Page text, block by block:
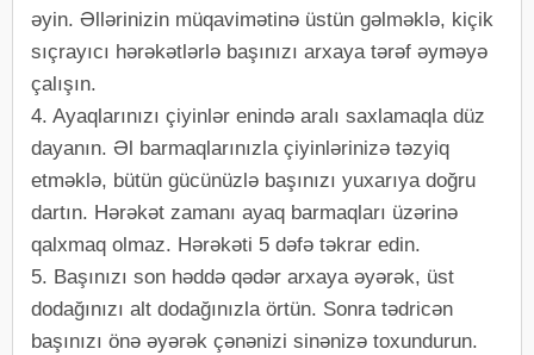
əyin. Əllərinizin müqavimətinə üstün gəlməklə, kiçik
sıçrayıcı hərəkətlərlə başınızı arxaya tərəf əyməyə
çalışın.
4. Ayaqlarınızı çiyinlər enində aralı saxlamaqla düz
dayanın. Əl barmaqlarınızla çiyinlərinizə təzyiq
etməklə, bütün gücünüzlə başınızı yuxarıya doğru
dartın. Hərəkət zamanı ayaq barmaqları üzərinə
qalxmaq olmaz. Hərəkəti 5 dəfə təkrar edin.
5. Başınızı son həddə qədər arxaya əyərək, üst
dodağınızı alt dodağınızla örtün. Sonra tədricən
başınızı önə əyərək çənənizi sinənizə toxundurun.